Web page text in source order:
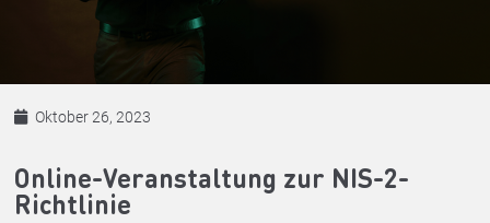
Oktober 26, 2023
Online-Veranstaltung zur NIS-2-
Richtlinie